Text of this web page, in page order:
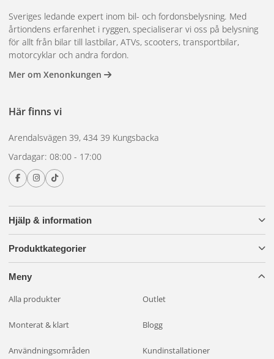
Hjälp & information
Produktkategorier
Meny
Alla produkter Outlet
Monterat & klart Blogg
Användningsområden Kundinstallationer
Sveriges ledande expert inom bil- och fordonsbelysning. Med
årtiondens erfarenhet i ryggen, specialiserar vi oss på belysning
för allt från bilar till lastbilar, ATVs, scooters, transportbilar,
motorcyklar och andra fordon.
Mer om Xenonkungen
Här finns vi
Arendalsvägen 39, 434 39 Kungsbacka
Vardagar: 08:00 - 17:00